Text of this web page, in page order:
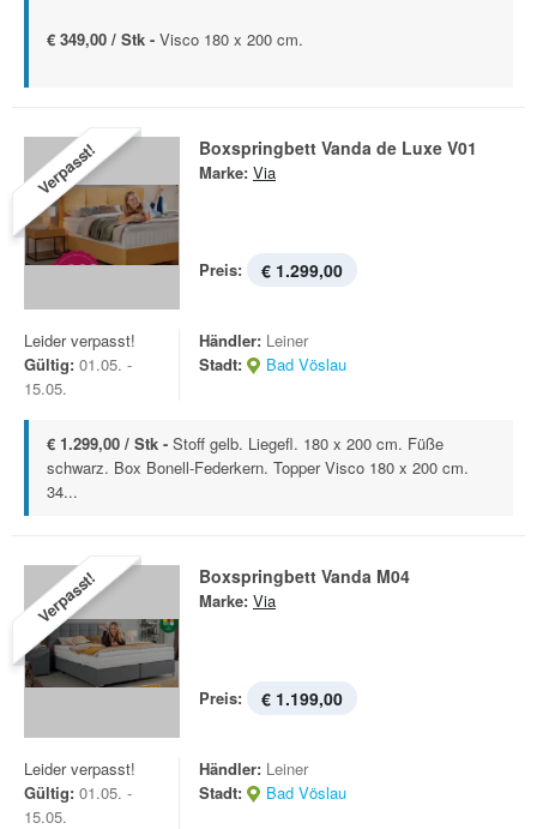
€ 349,00 / Stk - Visco 180 x 200 cm.
Verpasst! Boxspringbett Vanda de Luxe V01
Marke: Via
Preis: € 1.299,00
Leider verpasst!
Gültig: 01.05. -
15.05.
Händler: Leiner
Stadt:
Bad Vöslau
€ 1.299,00 / Stk - Stoff gelb. Liegefl. 180 x 200 cm. Füße
schwarz. Box Bonell-Federkern. Topper Visco 180 x 200 cm.
34...
Verpasst! Boxspringbett Vanda M04
Marke: Via
Preis: € 1.199,00
Leider verpasst!
Gültig: 01.05. -
15.05.
Händler: Leiner
Stadt:
Bad Vöslau